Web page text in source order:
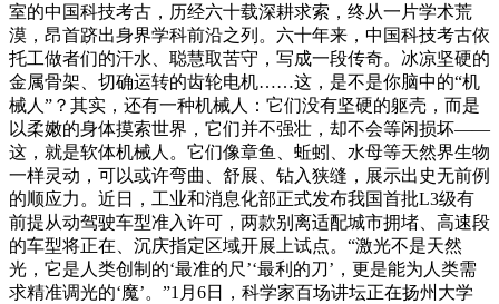
室的中国科技考古，历经六十载深耕求索，终从一片学术荒
漠，昂首跻出身界学科前沿之列。六十年来，中国科技考古依
托工做者们的汗水、聪慧取苦守，写成一段传奇。冰凉坚硬的
金属骨架、切确运转的齿轮电机……这，是不是你脑中的“机
械人”？其实，还有一种机械人：它们没有坚硬的躯壳，而是
以柔嫩的身体摸索世界，它们并不强壮，却不会等闲损坏——
这，就是软体机械人。它们像章鱼、蚯蚓、水母等天然界生物
一样灵动，可以或许弯曲、舒展、钻入狭缝，展示出史无前例
的顺应力。近日，工业和消息化部正式发布我国首批L3级有
前提从动驾驶车型准入许可，两款别离适配城市拥堵、高速段
的车型将正在、沉庆指定区域开展上试点。“激光不是天然
光，它是人类创制的‘最准的尺’‘最利的刀’，更是能为人类需
求精准调光的‘魔’。”1月6日，科学家百场讲坛正在扬州大学